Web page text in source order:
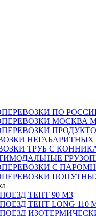
ПО
МОСКВА
НЕГАБАРИТНЫХ
ТРУБ С
С
ТЕНТ 90 М3
ТЕНТ LONG 110